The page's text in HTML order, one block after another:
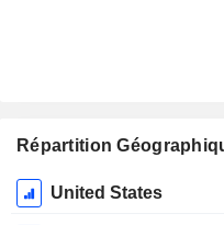
Répartition
Période
Fiscale:
United States